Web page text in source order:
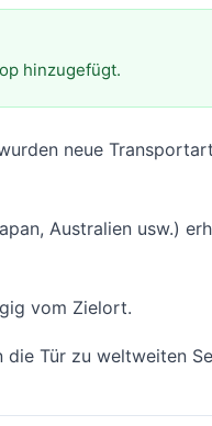
hinzugefügt.
neue
Australien usw.)
vom Zielort.
Tür zu weltweiten